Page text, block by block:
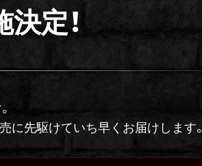
定！
に先駆けていち早くお届けします。